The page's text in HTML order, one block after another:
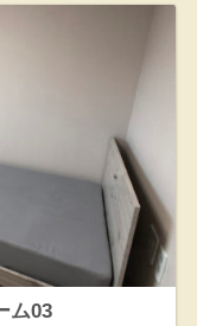
ム03